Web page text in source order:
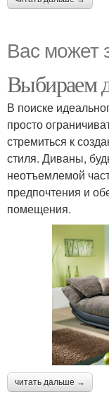
Вас может
Выбираем
В поиске
просто
стремиться к
стиля. Диваны,
неотъемлемой
предпочтения и
помещения.
читать дальше →